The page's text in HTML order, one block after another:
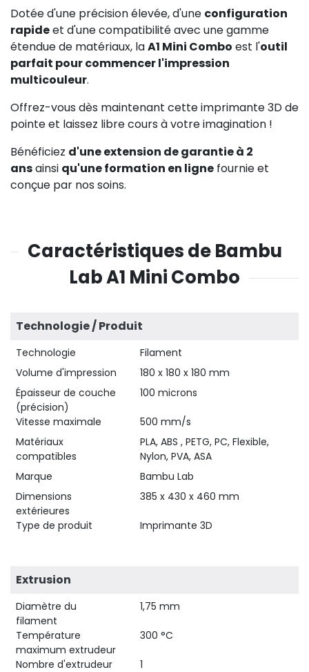
Dotée d'une précision élevée, d'une configuration
rapideet d'une compatibilité avec une gamme
étendue de matériaux, laA1 Mini Combo est l'outil
parfait pour commencer l'impression
multicouleur.
Offrez-vous dès maintenant cette imprimante 3D de
pointe et laissez libre cours à votre imagination !
Bénéficiez d'une extension de garantie à 2
ansainsi qu'une formation en ligne fournie et
conçue par nos soins.
Caractéristiques de Bambu
Lab A1 Mini Combo
Technologie / Produit
Technologie
Filament
Volume d'impression
180 x 180 x 180 mm
Épaisseur de couche
(précision)
100 microns
Vitesse maximale
500 mm/s
Matériaux
compatibles
PLA, ABS , PETG, PC, Flexible,
Nylon, PVA, ASA
Marque
Bambu Lab
Dimensions
extérieures
385 x 430 x 460 mm
Type de produit Imprimante 3D
Extrusion
Diamètre du
filament
1,75 mm
Température
maximum extrudeur
300 °C
Nombre d'extrudeur
1